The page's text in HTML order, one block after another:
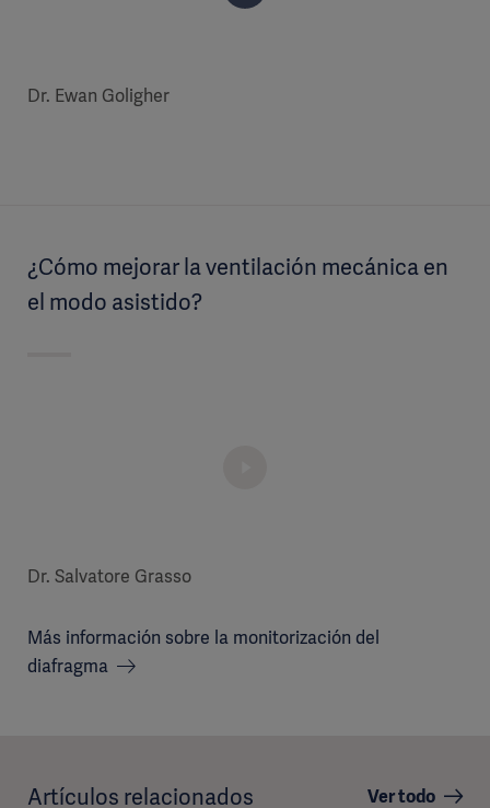
Dr. Ewan Goligher
¿Cómo mejorar la ventilación mecánica en
el modo asistido?
Dr. Salvatore Grasso
Más información sobre la monitorización del
diafragma
Artículos relacionados Ver todo